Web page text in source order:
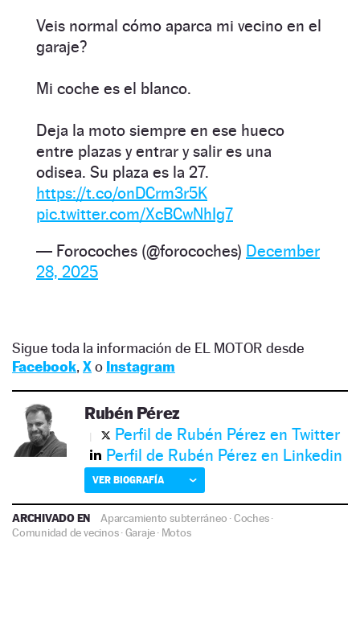
Veis normal cómo aparca mi vecino en el
garaje?
Mi coche es el blanco.
Deja la moto siempre en ese hueco
entre plazas y entrar y salir es una
odisea. Su plaza es la 27.
https://t.co/onDCrm3r5K
pic.twitter.com/XcBCwNhIg7
— Forocoches (@forocoches) December
28, 2025
Sigue toda la información de EL MOTOR desde
Facebook, Xo Instagram
Rubén Pérez
Perfil de Rubén Pérez en Twitter
Perfil de Rubén Pérez en Linkedin
VER BIOGRAFÍA
ARCHIVADO EN Aparcamiento subterráneo ·Coches·
Comunidad de vecinos·Garaje· Motos